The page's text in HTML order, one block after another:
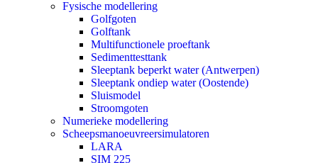
Fysische modellering
Golfgoten
Golftank
Multifunctionele proeftank
Sedimenttesttank
Sleeptank beperkt water (Antwerpen)
Sleeptank ondiep water (Oostende)
Sluismodel
Stroomgoten
Numerieke modellering
Scheepsmanoeuvreersimulatoren
LARA
SIM 225